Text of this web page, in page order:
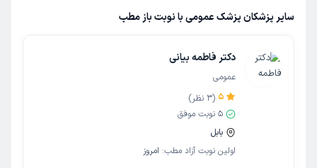
سایر پزشکان پزشک عمومی با نوبت باز مطب
دکتر فاطمه بیانی
عمومی
5
(
3 نظر)
5 نوبت موفق
بابل
اولین نوبت آزاد مطب: امروز